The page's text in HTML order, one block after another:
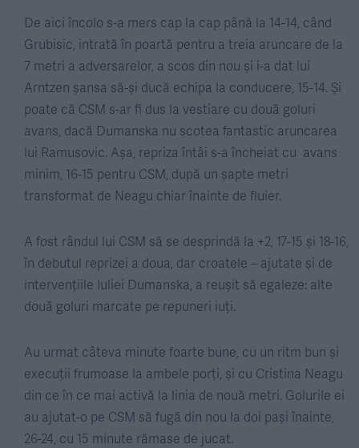
De aici încolo s-a mers cap la cap până la 14-14, când
Grubisic, intrată în poartă pentru a treia aruncare de la
7 metri a adversarelor, a scos din nou și i-a dat lui
Arntzen șansa să-și ducă echipa la conducere, 15-14. Și
poate că CSM s-ar fi dus la vestiare cu două goluri
avans, dacă Dumanska nu scotea fantastic aruncarea
lui Ramusovic. Așa, repriza întâi s-a încheiat cu avans
minim, 16-15 pentru CSM, după un șapte metri
transformat de Neagu chiar înainte de fluier.
A fost rândul lui CSM să se desprindă la +2, 17-15 și 18-16,
în debutul reprizei a doua, dar croatele – ajutate și de
intervențiile Iuliei Dumanska, a reușit să egaleze: alte
două goluri marcate pe repuneri iuți.
Au urmat câteva minute foarte bune, cu un ritm bun și
execuții frumoase la ambele porți, și cu Cristina Neagu
din ce în ce mai activă la linia de nouă metri. Golurile ei
au ajutat-o pe CSM să fugă din nou la doi pași înainte,
26-24, cu 15 minute rămase de jucat.